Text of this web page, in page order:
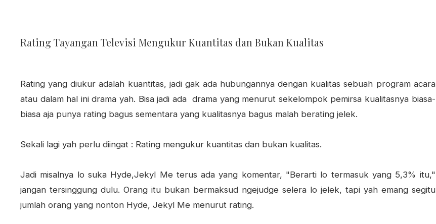
Rating Tayangan Televisi Mengukur Kuantitas dan Bukan Kualitas
Rating yang diukur adalah kuantitas, jadi gak ada hubungannya dengan kualitas sebuah program acara
atau dalam hal ini drama yah. Bisa jadi ada drama yang menurut sekelompok pemirsa kualitasnya biasa-
biasa aja punya rating bagus sementara yang kualitasnya bagus malah berating jelek.
Sekali lagi yah perlu diingat : Rating mengukur kuantitas dan bukan kualitas.
Jadi misalnya lo suka Hyde,Jekyl Me terus ada yang komentar, "Berarti lo termasuk yang 5,3% itu,"
jangan tersinggung dulu. Orang itu bukan bermaksud ngejudge selera lo jelek, tapi yah emang segitu
jumlah orang yang nonton Hyde, Jekyl Me menurut rating.